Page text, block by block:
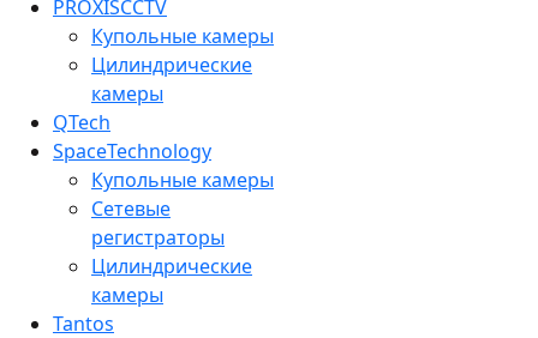
PROXISCCTV
Купольные камеры
Цилиндрические
камеры
QTech
SpaceTechnology
Купольные камеры
Сетевые
регистраторы
Цилиндрические
камеры
Tantos